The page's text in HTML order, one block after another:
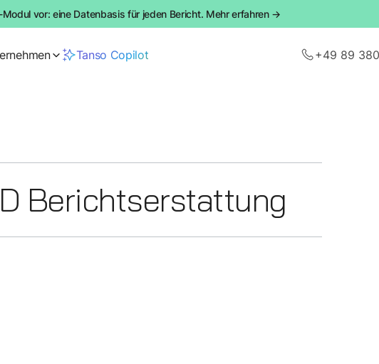
Modul vor: eine Datenbasis für jeden Bericht. Mehr erfahren →
Tanso Copilot +49 89
Berichtserstattung